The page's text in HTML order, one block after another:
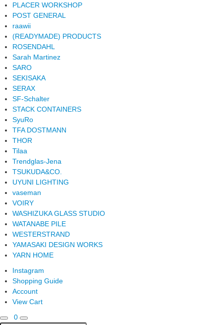
PLACER WORKSHOP
POST GENERAL
raawii
(READYMADE) PRODUCTS
ROSENDAHL
Sarah Martinez
SARO
SEKISAKA
SERAX
SF-Schalter
STACK CONTAINERS
SyuRo
TFA DOSTMANN
THOR
Tilaa
Trendglas-Jena
TSUKUDA&CO.
UYUNI LIGHTING
vaseman
VOIRY
WASHIZUKA GLASS STUDIO
WATANABE PILE
WESTERSTRAND
YAMASAKI DESIGN WORKS
YARN HOME
Instagram
Shopping Guide
Account
View Cart
0